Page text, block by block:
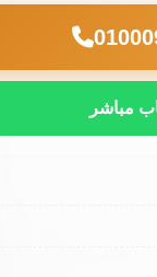
مباشر